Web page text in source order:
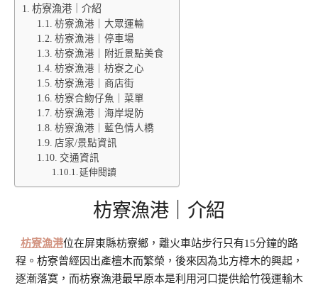
枋寮漁港｜介紹
枋寮漁港｜大眾運輸
枋寮漁港｜停車場
枋寮漁港｜附近景點美食
枋寮漁港｜枋寮之心
枋寮漁港｜商店街
枋寮合魩仔魚｜菜單
枋寮漁港｜海岸堤防
枋寮漁港｜藍色情人橋
店家/景點資訊
交通資訊
延伸閱讀
枋寮漁港｜介紹
枋寮漁港位在屏東縣枋寮鄉，離火車站步行只有15分鐘的路
程。枋寮曾經因出產檀木而繁榮，後來因為北方樟木的興起，
逐漸落寞，而枋寮漁港最早原本是利用河口提供給竹筏運輸木